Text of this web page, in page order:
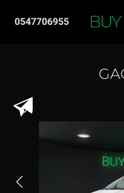
BUY
0547706955